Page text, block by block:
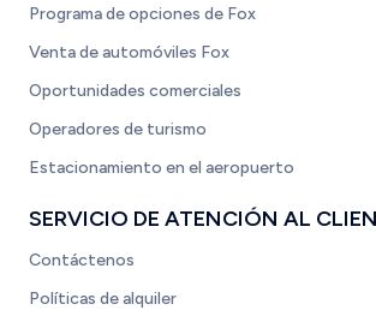
Programa de opciones de Fox
Venta de automóviles Fox
Oportunidades comerciales
Operadores de turismo
Estacionamiento en el aeropuerto
SERVICIO DE ATENCIÓN AL
Contáctenos
Políticas de alquiler